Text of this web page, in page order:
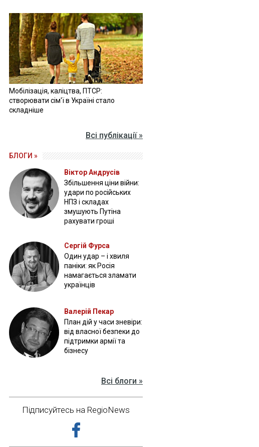
Мобілізація, каліцтва, ПТСР:
створювати сім'ї в Україні стало
складніше
Всі публікації »
БЛОГИ »
Віктор Андрусів
Збільшення ціни війни:
удари по російських
НПЗ і складах
змушують Путіна
рахувати гроші
Сергій Фурса
Один удар – і хвиля
паніки: як Росія
намагається зламати
українців
Валерій Пекар
План дій у часи зневіри:
від власної безпеки до
підтримки армії та
бізнесу
Всі блоги »
Підписуйтесь на RegioNews